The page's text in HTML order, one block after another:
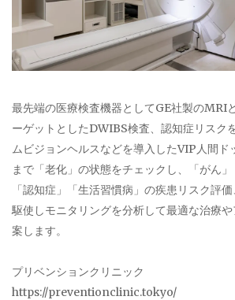
最先端の医療検査機器としてGE社製のMRI
ーゲットとしたDWIBS検査、認知症リスク
ムビジョンヘルスなどを導入したVIP人間ド
まで「老化」の状態をチェックし、「がん」
「認知症」「生活習慣病」の疾患リスク評
駆使しモニタリングを分析して最適な治療
案します。
プリベンションクリニック
https://preventionclinic.tokyo/